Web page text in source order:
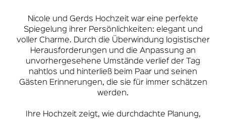
Nicole und Gerds Hochzeit war eine perfekte
Spiegelung ihrer Persönlichkeiten: elegant und
voller Charme. Durch die Überwindung logistischer
Herausforderungen und die Anpassung an
unvorhergesehene Umstände verlief der Tag
nahtlos und hinterließ beim Paar und seinen
Gästen Erinnerungen, die sie für immer schätzen
werden.
Ihre Hochzeit zeigt, wie durchdachte Planung,